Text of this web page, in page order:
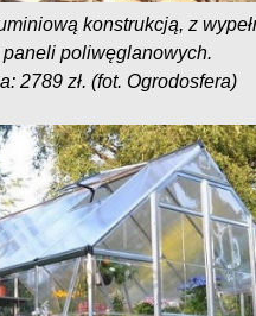
konstrukcją, z
paneli poliwęglanowych.
2789 zł. (fot. Ogrodosfera)